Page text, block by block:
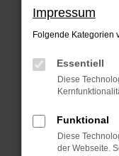
Hier sind ein
können:
Überprüfe
deine
Impressum
Folgende Kategorien
Essentiell
Diese
Funktional
Diese
der Webseite.